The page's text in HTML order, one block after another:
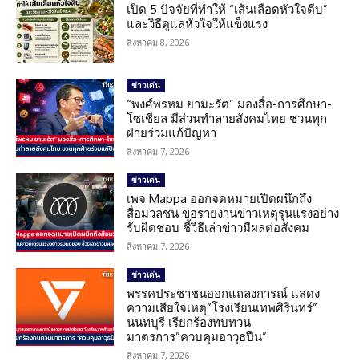
เปิด 5 ปัจจัยที่ทำให้ “เส้นเลือดหัวใจตีบ”
และวิธีดูแลหัวใจให้แข็งแรง
สิงหาคม 8, 2026
ข่าวเด่น
“พงศ์พรหม ยามะรัต” มองสื่อ-การศึกษา-
โซเชียล มีส่วนทำลายสังคมไทย ชวนทุก
ฝ่ายร่วมแก้ปัญหา
สิงหาคม 7, 2026
ข่าวเด่น
เพจ Mappa ออกจดหมายเปิดผนึกถึง
สื่อมวลชน ขอรายงานข่าวเหตุรุนแรงอย่าง
รับผิดชอบ ชี้วิธีเล่าข่าวมีผลต่อสังคม
สิงหาคม 7, 2026
ข่าวเด่น
พรรคประชาชนออกแถลงการณ์ แสดง
ความเสียใจเหตุ”โรงเรียนเทพศิรินทร์”
นนทบุรี เรียกร้องทบทวน
มาตรการ”ควบคุมอาวุธปืน”
สิงหาคม 7, 2026